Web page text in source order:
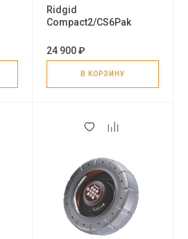
Ridgid
Compact2/CS6Pak
24 900 ₽
В КОРЗИНУ